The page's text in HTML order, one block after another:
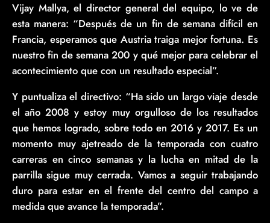
Vijay Mallya, el director general del equipo, lo ve de
esta manera: “Después de un fin de semana difícil en
Francia, esperamos que Austria traiga mejor fortuna. Es
nuestro fin de semana 200 y qué mejor para celebrar el
acontecimiento que con un resultado especial”.
Y puntualiza el directivo: “Ha sido un largo viaje desde
el año 2008 y estoy muy orgulloso de los resultados
que hemos logrado, sobre todo en 2016 y 2017. Es un
momento muy ajetreado de la temporada con cuatro
carreras en cinco semanas y la lucha en mitad de la
parrilla sigue muy cerrada. Vamos a seguir trabajando
duro para estar en el frente del centro del campo a
medida que avance la temporada”.